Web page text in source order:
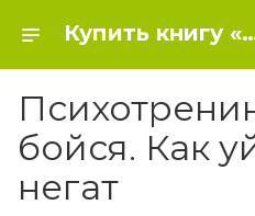
Купить книгу «Психотренинг\Не бойся. Как уйти
бойся. Как
негат